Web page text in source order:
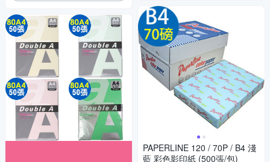
PAPERLINE 120 / 70P / B4 淺
藍 彩色影印紙 (500張/包)